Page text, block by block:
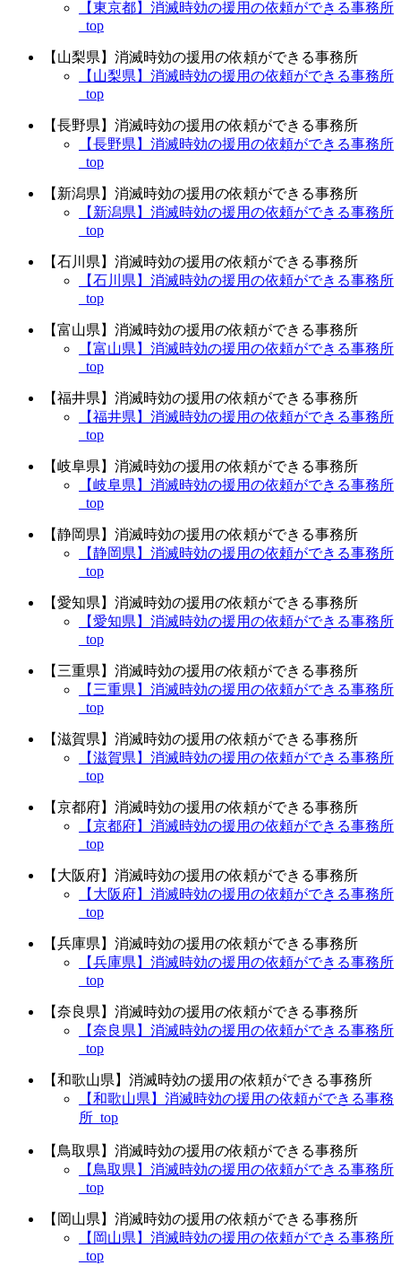
【東京都】消滅時効の援用の依頼ができる事務所
_top
【山梨県】消滅時効の援用の依頼ができる事務所
【山梨県】消滅時効の援用の依頼ができる事務所
_top
【長野県】消滅時効の援用の依頼ができる事務所
【長野県】消滅時効の援用の依頼ができる事務所
_top
【新潟県】消滅時効の援用の依頼ができる事務所
【新潟県】消滅時効の援用の依頼ができる事務所
_top
【石川県】消滅時効の援用の依頼ができる事務所
【石川県】消滅時効の援用の依頼ができる事務所
_top
【富山県】消滅時効の援用の依頼ができる事務所
【富山県】消滅時効の援用の依頼ができる事務所
_top
【福井県】消滅時効の援用の依頼ができる事務所
【福井県】消滅時効の援用の依頼ができる事務所
_top
【岐阜県】消滅時効の援用の依頼ができる事務所
【岐阜県】消滅時効の援用の依頼ができる事務所
_top
【静岡県】消滅時効の援用の依頼ができる事務所
【静岡県】消滅時効の援用の依頼ができる事務所
_top
【愛知県】消滅時効の援用の依頼ができる事務所
【愛知県】消滅時効の援用の依頼ができる事務所
_top
【三重県】消滅時効の援用の依頼ができる事務所
【三重県】消滅時効の援用の依頼ができる事務所
_top
【滋賀県】消滅時効の援用の依頼ができる事務所
【滋賀県】消滅時効の援用の依頼ができる事務所
_top
【京都府】消滅時効の援用の依頼ができる事務所
【京都府】消滅時効の援用の依頼ができる事務所
_top
【大阪府】消滅時効の援用の依頼ができる事務所
【大阪府】消滅時効の援用の依頼ができる事務所
_top
【兵庫県】消滅時効の援用の依頼ができる事務所
【兵庫県】消滅時効の援用の依頼ができる事務所
_top
【奈良県】消滅時効の援用の依頼ができる事務所
【奈良県】消滅時効の援用の依頼ができる事務所
_top
【和歌山県】消滅時効の援用の依頼ができる事務所
【和歌山県】消滅時効の援用の依頼ができる事務
所_top
【鳥取県】消滅時効の援用の依頼ができる事務所
【鳥取県】消滅時効の援用の依頼ができる事務所
_top
【岡山県】消滅時効の援用の依頼ができる事務所
【岡山県】消滅時効の援用の依頼ができる事務所
_top